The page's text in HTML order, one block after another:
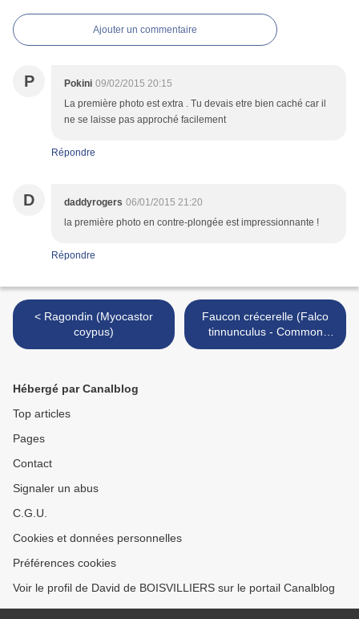
Ajouter un commentaire
P Pokini 09/02/2015 20:15
La première photo est extra . Tu devais etre bien caché car il
ne se laisse pas approché facilement
Répondre
D daddyrogers 06/01/2015 21:20
la première photo en contre-plongée est impressionnante !
Répondre
< Ragondin (Myocastor
coypus)
Faucon crécerelle (Falco
tinnunculus - Common
Kestrel) >
Hébergé par Canalblog
Top articles
Pages
Contact
Signaler un abus
C.G.U.
Cookies et données personnelles
Préférences cookies
Voir le profil de David de BOISVILLIERS sur le portail Canalblog